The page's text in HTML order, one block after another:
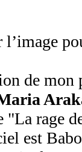
l’image
de mon
"La rage
est